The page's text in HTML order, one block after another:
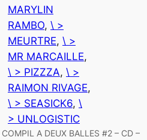
MARYLIN
RAMBO, \ >
MEURTRE, \ >
MR MARCAILLE
\ > PIZZZA, \ >
RAIMON RIVAGE
\ > SEASICK6, \
> UNLOGISTIC
A DEUX BALLES #2 – CD –